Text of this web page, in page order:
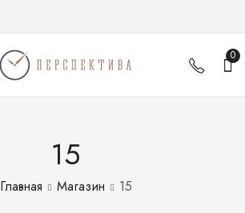
0
15
Главная Магазин 15